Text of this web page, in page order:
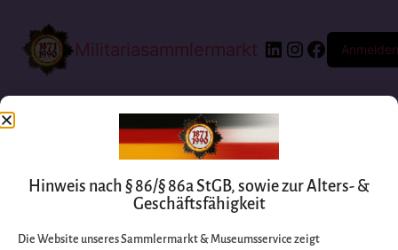
Militariasammlermarkt Anmelden
Hinweis nach § 86/§ 86a StGB, sowie zur Alters- &
Geschäftsfähigkeit
Die Website unseres Sammlermarkt & Museumsservice zeigt